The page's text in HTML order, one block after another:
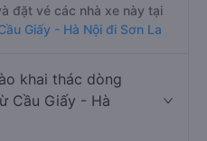
đặt vé các nhà xe này tại
Giấy - Hà Nội đi Sơn La
khai thác dòng
Cầu Giấy - Hà